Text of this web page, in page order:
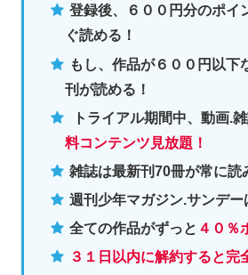
登録後、６００円分のポイ
ぐ読める！
もし、作品が６００円以下
刊が読める！
トライアル期間中、動画.
料コンテンツ見放題！
雑誌は最新刊70冊が常に読
週刊少年マガジン.サンデー
全ての作品がずっと ４０％
３１日以内に解約すると完